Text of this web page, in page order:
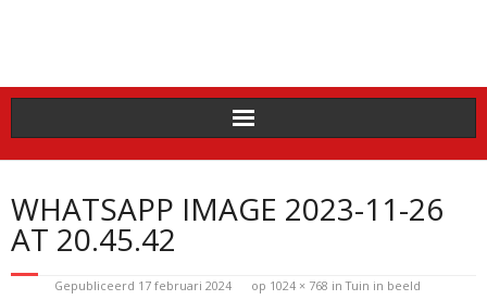
WHATSAPP IMAGE 2023-11-26
AT 20.45.42
Gepubliceerd 17 februari 2024 op 1024 × 768 inTuin in beeld